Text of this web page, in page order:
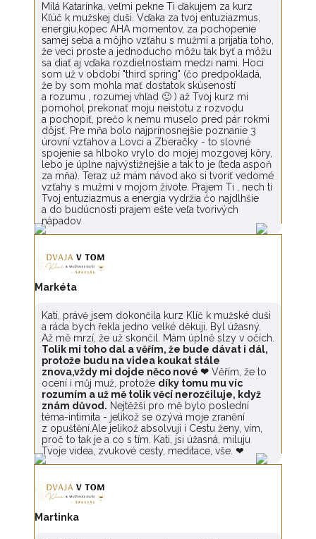
Milá Katarínka, veľmi pekne Ti ďakujem za kurz
Kľúč k mužskej duši. Vďaka za tvoj entuziazmus,
energiu,kopec AHA momentov, za pochopenie
samej seba a môjho vzťahu s mužmi a prijatia toho,
že veci proste a jednoducho môžu tak byť a môžu
sa diať aj vďaka rozdielnostiam medzi nami. Hoci
som už v období "third spring" (čo predpokladá,
že by som mohla mať dostatok skúseností
a rozumu , rozumej vhľad 🙂 ) až Tvoj kurz mi
pomohol prekonať moju neistotu z rozvodu
a pochopiť, prečo k nemu muselo pred pár rokmi
dôjsť. Pre mňa bolo najprínosnejšie poznanie 3
úrovní vzťahov a Lovci a Zberačky - to slovné
spojenie sa hlboko vrylo do mojej mozgovej kôry,
lebo je úplne najvýstižnejšie a tak to je (teda aspoň
za mňa). Teraz už mám návod ako si tvoriť vedomé
vzťahy s mužmi v mojom živote. Prajem Ti , nech ti
Tvoj entuziazmus a energia vydržia čo najdlhšie
a do budúcnosti prajem ešte veľa tvorivých
nápadov
Markéta
Kati, právě jsem dokončila kurz Klíč k mužské duši
a ráda bych řekla jedno velké děkuji. Byl úžasný.
Až mě mrzí, že už skončil. Mám úplně slzy v očích.
Tolik mi toho dal a věřím, že bude dávat i dál,
protože budu na videa koukat stále
znova,vždy mi dojde něco nové ❤ Věřím, že to
ocení i můj muž, protože díky tomu mu víc
rozumím a už mě tolik věcí nerozčiluje, když
znám důvod. Nejtěžší pro mě bylo poslední
téma-intimita - jelikož se ozývá moje zranění
z opuštění.Ale jelikož absolvuji i Cestu ženy, vím,
proč to tak je a co s tím. Kati, jsi úžasná, miluju
Tvoje videa, zvukové cesty, meditace, vše. ❤
Martinka